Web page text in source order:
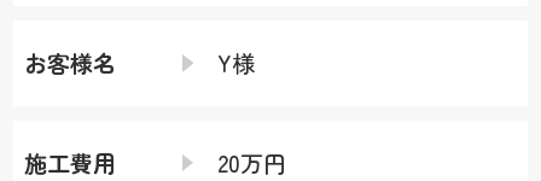
お客様名 Y様
施工費用 20万円